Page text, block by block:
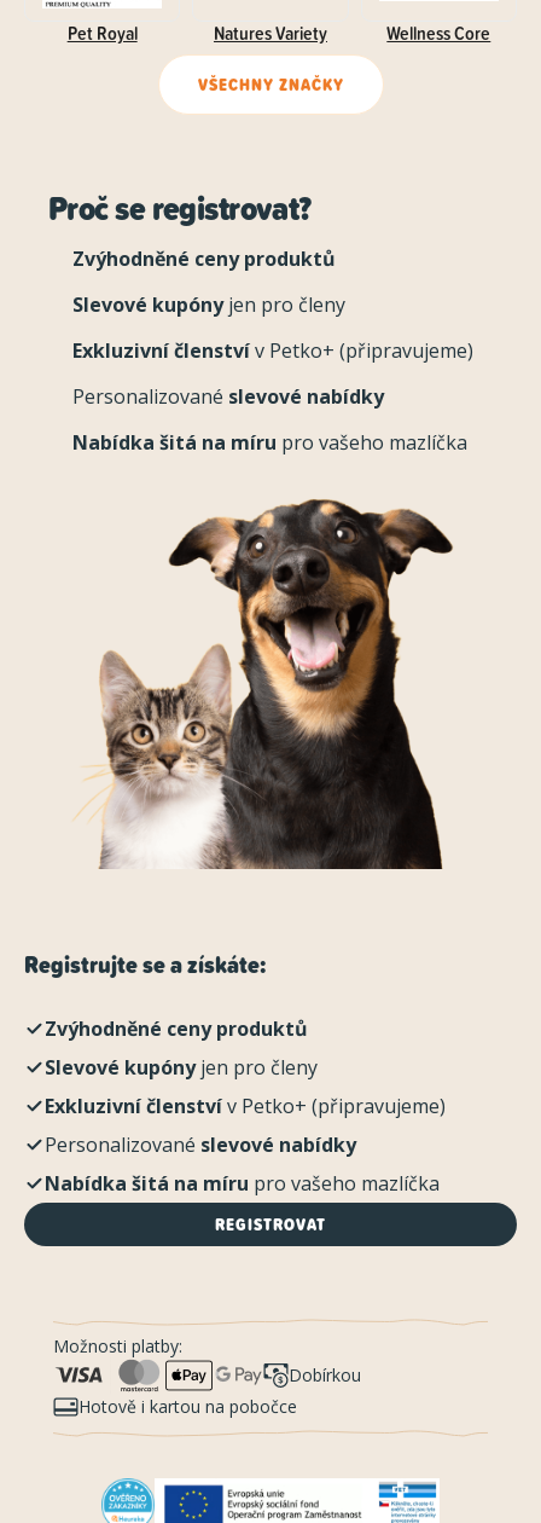
Pet Royal Natures Variety Wellness Core
VŠECHNY ZNAČKY
Proč se registrovat?
Zvýhodněné ceny produktů
Slevové kupónyjen pro členy
Exkluzivní členstvív Petko+ (připravujeme)
Personalizované slevové nabídky
Nabídka šitá na míru pro vašeho mazlíčka
Registrujte se a získáte:
Zvýhodněné ceny produktů
Slevové kupónyjen pro členy
Exkluzivní členstvív Petko+ (připravujeme)
Personalizované slevové nabídky
Nabídka šitá na míru pro vašeho mazlíčka
REGISTROVAT
Možnosti platby:
Dobírkou
Hotově i kartou na pobočce